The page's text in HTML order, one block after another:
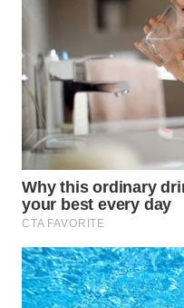
WN
SIMALUNGUN
WN
LABUHANBATU
WN
TAPANULI
TENGAH
WN DELI